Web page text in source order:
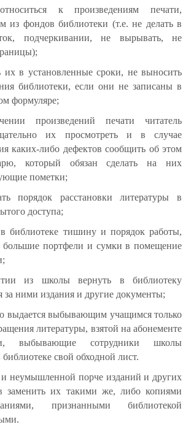
к произведениям печати,
из фондов библиотеки (т.е. не делать в
подчеркивании, не вырывать, не
их в установленные сроки, не выносить
библиотеки, если они не записаны в
формуляре;
произведений печати читатель
их просмотреть и в случае
каких-либо дефектов сообщить об этом
который обязан сделать на них
пометки;
порядок расстановки литературы в
доступа;
библиотеке тишину и порядок работы,
большие портфели и сумки в помещение
из школы вернуть в библиотеку
за ними издания и другие документы;
выдается выбывающим учащимся только
литературы, взятой на абонементе
выбывающие сотрудники школы
свой обходной лист.
и неумышленной порче изданий и других
заменить их такими же, либо копиями
признанными библиотекой